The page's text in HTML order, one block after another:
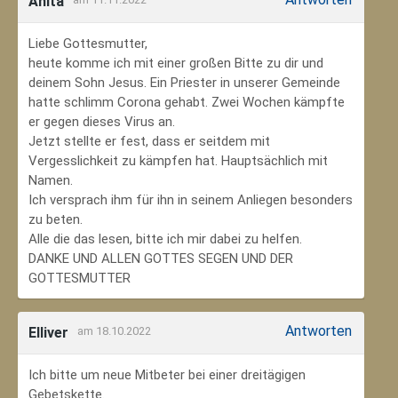
Liebe Gottesmutter,
heute komme ich mit einer großen Bitte zu dir und
deinem Sohn Jesus. Ein Priester in unserer Gemeinde
hatte schlimm Corona gehabt. Zwei Wochen kämpfte
er gegen dieses Virus an.
Jetzt stellte er fest, dass er seitdem mit
Vergesslichkeit zu kämpfen hat. Hauptsächlich mit
Namen.
Ich versprach ihm für ihn in seinem Anliegen besonders
zu beten.
Alle die das lesen, bitte ich mir dabei zu helfen.
DANKE UND ALLEN GOTTES SEGEN UND DER
GOTTESMUTTER
Elliver am 18.10.2022 Antworten
Ich bitte um neue Mitbeter bei einer dreitägigen
Gebetskette.